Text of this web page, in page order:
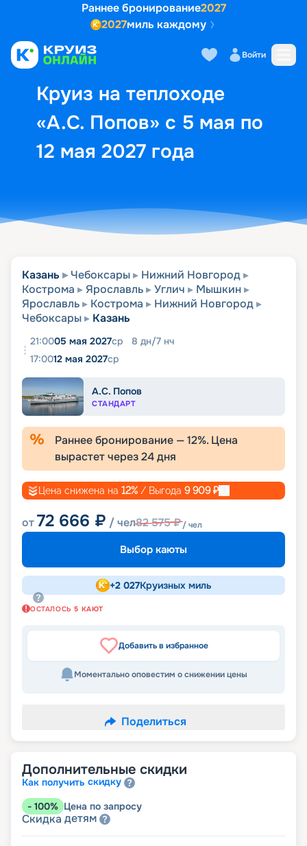
Раннее бронирование2027
2027миль каждому
Войти
Круиз на теплоходе
«А.С. Попов» с 5 мая по
12 мая 2027 года
Выбор кают Маршрут и
Казань Чебоксары
Нижний Новгород
Кострома
Ярославль Углич
Мышкин
Ярославль
Кострома
Нижний Новгород
Чебоксары
Казань
21:0005 мая 2027ср 8 дн/7 нч
17:0012 мая 2027ср
А.С. Попов
СТАНДАРТ
Раннее бронирование —12%. Цена
вырастет через24дня
Цена снижена на 12% / Выгода 9 909₽
от72 666 ₽ / чел82 575₽/ чел
Выбор каюты
+2 027Круизных миль
ОСТАЛОСЬ 5 КАЮТ
Добавить в избранное
Моментально оповестим о снижении цены
Поделиться
Дополнительные скидки
Как получить скидку
- 100% Цена по запросу
Скидка детям